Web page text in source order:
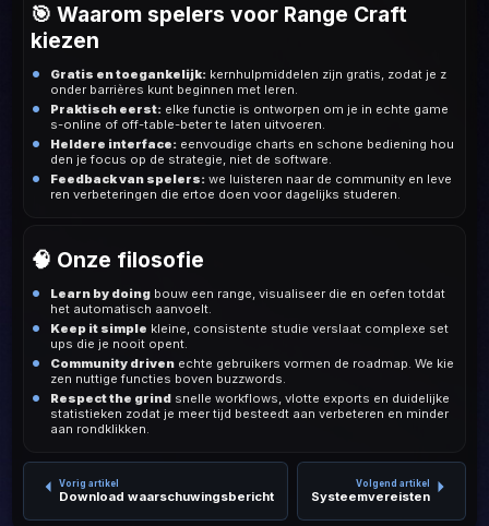
🎯 Waarom spelers voor Range Craft
kiezen
Gratis en toegankelijk:kernhulpmiddelen zijn gratis, zodat je z
onder barrières kunt beginnen met leren.
Praktisch eerst:elke functie is ontworpen om je in echte game
s-online of off-table-beter te laten uitvoeren.
Heldere interface:eenvoudige charts en schone bediening hou
den je focus op de strategie, niet de software.
Feedback van spelers:we luisteren naar de community en leve
ren verbeteringen die ertoe doen voor dagelijks studeren.
🧠 Onze filosofie
Learn by doingbouw een range, visualiseer die en oefen totdat
het automatisch aanvoelt.
Keep it simple kleine, consistente studie verslaat complexe set
ups die je nooit opent.
Community drivenechte gebruikers vormen de roadmap. We kie
zen nuttige functies boven buzzwords.
Respect the grindsnelle workflows, vlotte exports en duidelijke
statistieken zodat je meer tijd besteedt aan verbeteren en minder
aan rondklikken.
Vorig artikel
Download waarschuwingsbericht
Volgend artikel
Systeemvereisten